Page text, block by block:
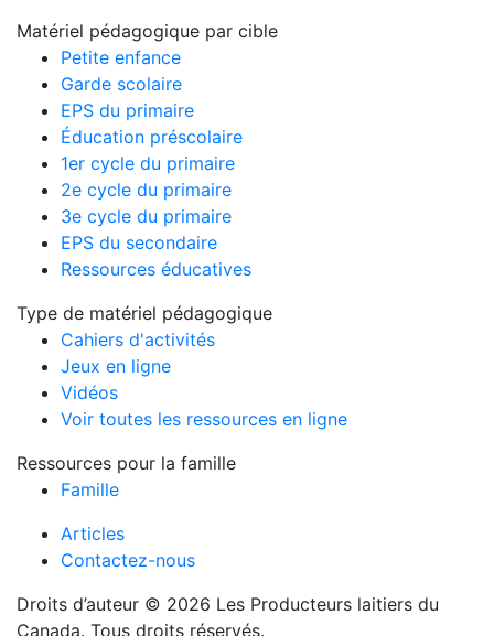
Matériel pédagogique par cible
Petite enfance
Garde scolaire
EPS du primaire
Éducation préscolaire
1er cycle du primaire
2e cycle du primaire
3e cycle du primaire
EPS du secondaire
Ressources éducatives
Type de matériel pédagogique
Cahiers d'activités
Jeux en ligne
Vidéos
Voir toutes les ressources en ligne
Ressources pour la famille
Famille
Droits d’auteur © 2026 Les Producteurs laitiers du
Canada. Tous droits réservés.
Articles
Contactez-nous